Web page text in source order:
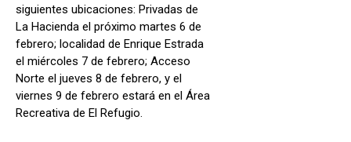
siguientes ubicaciones: Privadas de
La Hacienda el próximo martes 6 de
febrero; localidad de Enrique Estrada
el miércoles 7 de febrero; Acceso
Norte el jueves 8 de febrero, y el
viernes 9 de febrero estará en el Área
Recreativa de El Refugio.